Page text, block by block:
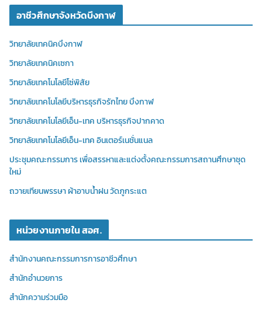
อาชีวศึกษาจังหวัดบึงกาฬ
วิทยาลัยเทคนิคบึงกาฬ
วิทยาลัยเทคนิคเซกา
วิทยาลัยเทคโนโลยีโซ่พิสัย
วิทยาลัยเทคโนโลยีบริหารธุรกิจรักไทย บึงกาฬ
วิทยาลัยเทคโนโลยีเอ็น-เทค บริหารธุรกิจปากคาด
วิทยาลัยเทคโนโลยีเอ็น-เทค อินเตอร์เนชั่นแนล
ประชุมคณะกรรมการ เพื่อสรรหาและแต่งตั้งคณะกรรมการสถานศึกษาชุด
ใหม่
ถวายเทียนพรรษา ผ้าอาบน้ำฝน วัดภูกระแต
หน่วยงานภายใน สอศ.
สำนักงานคณะกรรมการการอาชีวศึกษา
สำนักอำนวยการ
สำนักความร่วมมือ